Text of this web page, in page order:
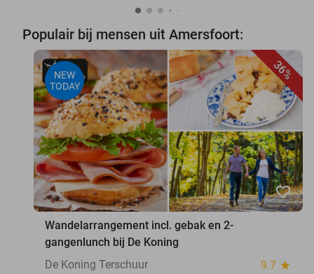
Populair bij mensen uit Amersfoort:
36%
NEW
TODAY
favorite_border
Wandelarrangement incl. gebak en 2-
gangenlunch bij De Koning
De Koning Terschuur
9.7 star